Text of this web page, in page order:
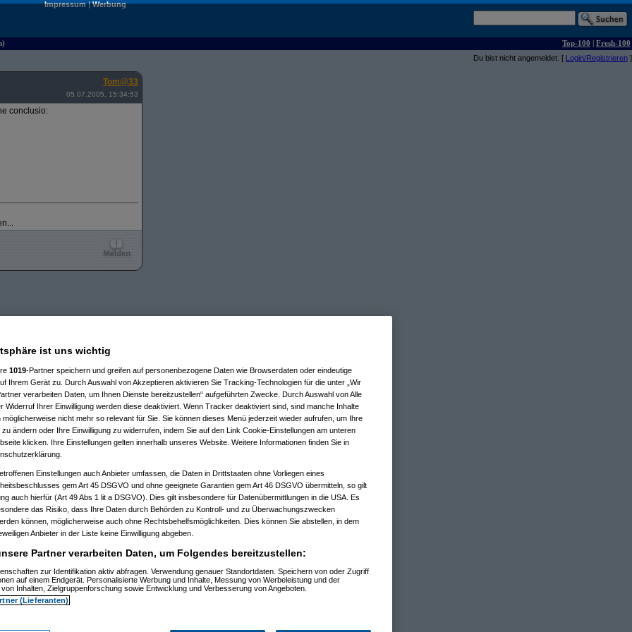
Impressum|Werbung
Top-100 | Fresh-100
Du bist nicht angemeldet. [ Login/Registrieren ]
Tom@33
05.07.2005, 15:34:53
conclusio:
10:35:05)
14:03:03)
ist uns wichtig
1019-Partner speichern und greifen auf personenbezogene Daten wie Browserdaten oder eindeutige
Ihrem Gerät zu. Durch Auswahl von Akzeptieren aktivieren Sie Tracking-Technologien für die unter „Wir
verarbeiten Daten, um Ihnen Dienste bereitzustellen“ aufgeführten Zwecke. Durch Auswahl von Alle
Widerruf Ihrer Einwilligung werden diese deaktiviert. Wenn Tracker deaktiviert sind, sind manche Inhalte
möglicherweise nicht mehr so relevant für Sie. Sie können dieses Menü jederzeit wieder aufrufen, um Ihre
zu ändern oder Ihre Einwilligung zu widerrufen, indem Sie auf den Link Cookie-Einstellungen am unteren
klicken. Ihre Einstellungen gelten innerhalb unseres Website. Weitere Informationen finden Sie in
Einstellungen auch Anbieter umfassen, die Daten in Drittstaaten ohne Vorliegen eines
gem Art 45 DSGVO und ohne geeignete Garantien gem Art 46 DSGVO übermitteln, so gilt
auch hierfür (Art 49 Abs 1 lit a DSGVO). Dies gilt insbesondere für Datenübermittlungen in die USA. Es
das Risiko, dass Ihre Daten durch Behörden zu Kontroll- und zu Überwachungszwecken
können, möglicherweise auch ohne Rechtsbehelfsmöglichkeiten. Dies können Sie abstellen, in dem
Anbieter in der Liste keine Einwilligung abgeben.
Partner verarbeiten Daten, um Folgendes bereitzustellen:
zur Identifikation aktiv abfragen. Verwendung genauer Standortdaten. Speichern von oder Zugriff
auf einem Endgerät. Personalisierte Werbung und Inhalte, Messung von Werbeleistung und der
Inhalten, Zielgruppenforschung sowie Entwicklung und Verbesserung von Angeboten.
(Lieferanten)